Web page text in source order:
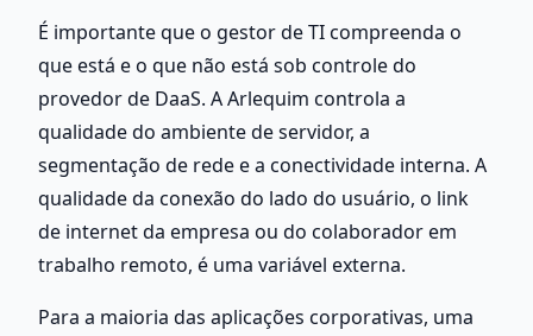
É importante que o gestor de TI compreenda o
que está e o que não está sob controle do
provedor de DaaS. A Arlequim controla a
qualidade do ambiente de servidor, a
segmentação de rede e a conectividade interna. A
qualidade da conexão do lado do usuário, o link
de internet da empresa ou do colaborador em
trabalho remoto, é uma variável externa.
Para a maioria das aplicações corporativas, uma